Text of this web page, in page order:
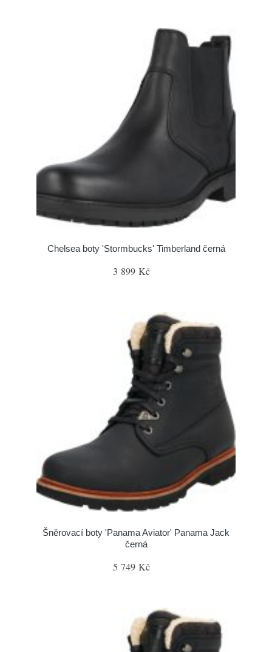
Chelsea boty 'Stormbucks' Timberland černá
3 899 Kč
Šněrovací boty 'Panama Aviator' Panama Jack
černá
5 749 Kč